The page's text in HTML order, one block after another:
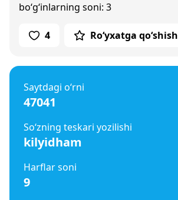
bo‘g‘inlarning soni: 3
4 Ro‘yxatga qo‘shish
Saytdagi o‘rni
47041
So‘zning teskari yozilishi
kilyidham
Harflar soni
9